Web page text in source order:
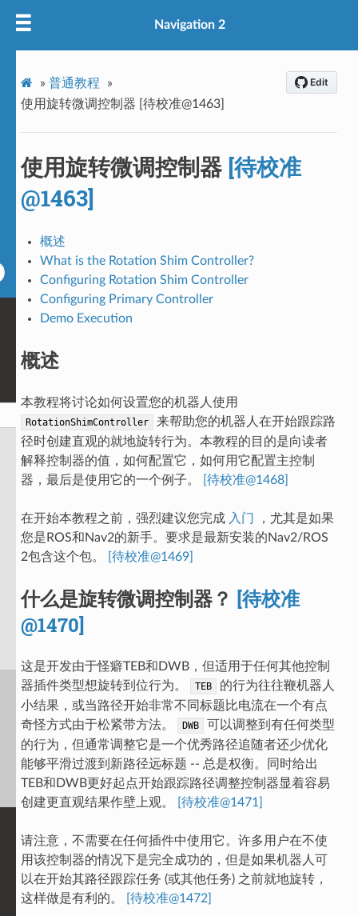
Navigation 2
» 普通教程
»
使用旋转微调控制器 [待校准@1463]
使用旋转微调控制器 [待校准
@1463]
概述
What is the Rotation Shim Controller?
Configuring Rotation Shim Controller
Configuring Primary Controller
Demo Execution
概述
本教程将讨论如何设置您的机器人使用
RotationShimController
来帮助您的机器人在开始跟踪路
径时创建直观的就地旋转行为。本教程的目的是向读者
解释控制器的值，如何配置它，如何用它配置主控制
器，最后是使用它的一个例子。
[待校准@1468]
在开始本教程之前，强烈建议您完成 入门
，尤其是如果
您是ROS和Nav2的新手。要求是最新安装的Nav2/ROS
2包含这个包。
[待校准@1469]
什么是旋转微调控制器？ [待校准
@1470]
这是开发由于怪癖TEB和DWB，但适用于任何其他控制
器插件类型想旋转到位行为。
TEB
的行为往往鞭机器人
小结果，或当路径开始非常不同标题比电流在一个有点
奇怪方式由于松紧带方法。
DWB
可以调整到有任何类型
的行为，但通常调整它是一个优秀路径追随者还少优化
能够平滑过渡到新路径远标题 -- 总是权衡。同时给出
TEB和DWB更好起点开始跟踪路径调整控制器显着容易
创建更直观结果作壁上观。
[待校准@1471]
请注意，不需要在任何插件中使用它。许多用户在不使
用该控制器的情况下是完全成功的，但是如果机器人可
以在开始其路径跟踪任务 (或其他任务) 之前就地旋转，
这样做是有利的。
[待校准@1472]